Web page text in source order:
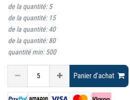
de la quantité:5
de la quantité: 15
de la quantité:40
de la quantité:80
quantité min:500
Panier d'achat